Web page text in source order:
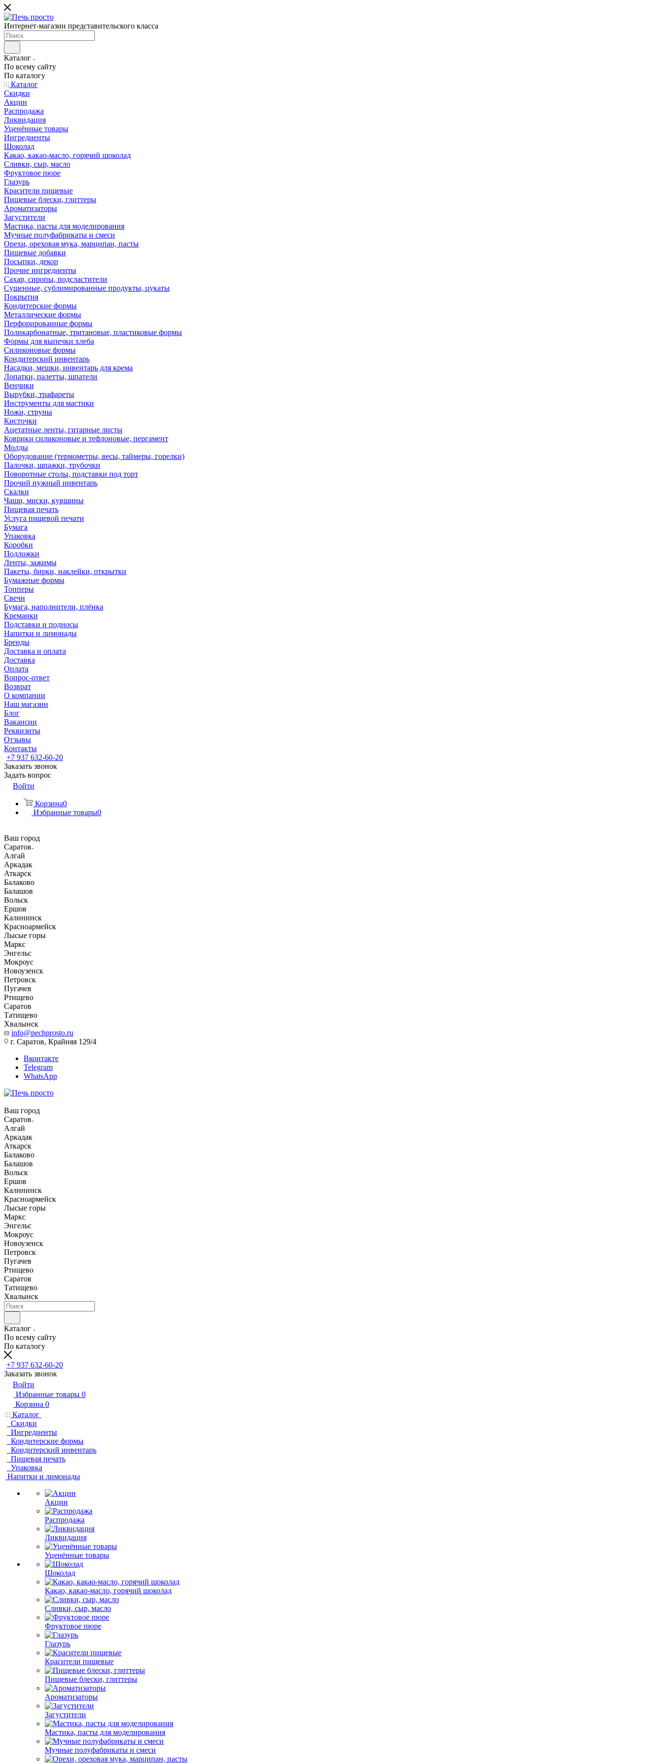
Интернет-магазин представительского класса
Каталог
По всему сайту
По каталогу
Каталог
Скидки
Акции
Распродажа
Ликвидация
Уценённые товары
Ингредиенты
Шоколад
Какао, какао-масло, горячий шоколад
Сливки, сыр, масло
Фруктовое пюре
Глазурь
Красители пищевые
Пищевые блески, глиттеры
Ароматизаторы
Загустители
Мастика, пасты для моделирования
Мучные полуфабрикаты и смеси
Орехи, ореховая мука, марципан, пасты
Пищевые добавки
Посыпки, декор
Прочие ингредиенты
Сахар, сиропы, подсластители
Сушенные, сублимированные продукты, цукаты
Покрытия
Кондитерские формы
Металлические формы
Перфорированные формы
Поликарбонатные, тритановые, пластиковые формы
Формы для выпечки хлеба
Силиконовые формы
Кондитерский инвентарь
Насадки, мешки, инвентарь для крема
Лопатки, палетты, шпатели
Венчики
Вырубки, трафареты
Инструменты для мастики
Ножи, струны
Кисточки
Ацетатные ленты, гитарные листы
Коврики силиконовые и тефлоновые, пергамент
Молды
Оборудование (термометры, весы, таймеры, горелки)
Палочки, шпажки, трубочки
Поворотные столы, подставки под торт
Прочий нужный инвентарь
Скалки
Чаши, миски, кувшины
Пищевая печать
Услуга пищевой печати
Бумага
Упаковка
Коробки
Подложки
Ленты, зажимы
Пакеты, бирки, наклейки, открытки
Бумажные формы
Топперы
Свечи
Бумага, наполнители, плёнка
Креманки
Подставки и подносы
Напитки и лимонады
Бренды
Доставка и оплата
Доставка
Оплата
Вопрос-ответ
Возврат
О компании
Наш магазин
Блог
Вакансии
Реквизиты
Отзывы
Контакты
+7 937 632-60-20
Заказать звонок
Задать вопрос
Войти
Корзина0
Избранные товары0
Ваш город
Саратов
Алгай
Аркадак
Аткарск
Балаково
Балашов
Вольск
Ершов
Калининск
Красноармейск
Лысые горы
Маркс
Энгельс
Мокроус
Новоузенск
Петровск
Пугачев
Ртищево
Саратов
Татищево
Хвалынск
info@pechprosto.ru
г. Саратов, Крайняя 129/4
Вконтакте
Telegram
WhatsApp
Ваш город
Саратов
Алгай
Аркадак
Аткарск
Балаково
Балашов
Вольск
Ершов
Калининск
Красноармейск
Лысые горы
Маркс
Энгельс
Мокроус
Новоузенск
Петровск
Пугачев
Ртищево
Саратов
Татищево
Хвалынск
Каталог
По всему сайту
По каталогу
+7 937 632-60-20
Заказать звонок
Войти
Избранные товары 0
Корзина 0
Каталог
Скидки
Ингредиенты
Кондитерские формы
Кондитерский инвентарь
Пищевая печать
Упаковка
Напитки и лимонады
Акции
Распродажа
Ликвидация
Уценённые товары
Шоколад
Какао, какао-масло, горячий шоколад
Сливки, сыр, масло
Фруктовое пюре
Глазурь
Красители пищевые
Пищевые блески, глиттеры
Ароматизаторы
Загустители
Мастика, пасты для моделирования
Мучные полуфабрикаты и смеси